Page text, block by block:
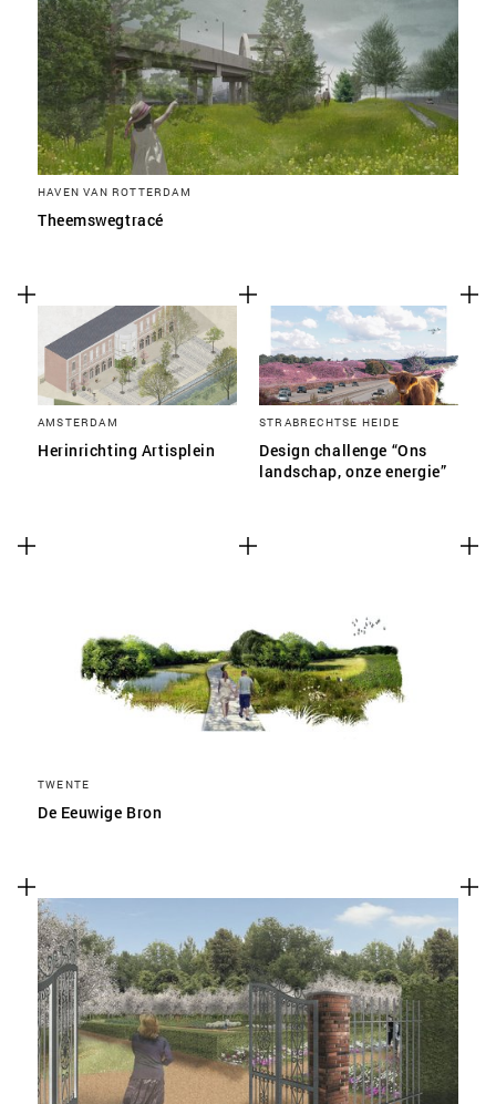
HAVEN VAN ROTTERDAM
Theemswegtracé
AMSTERDAM
Herinrichting Artisplein
STRABRECHTSE HEIDE
Design challenge “Ons
landschap, onze energie”
TWENTE
De Eeuwige Bron